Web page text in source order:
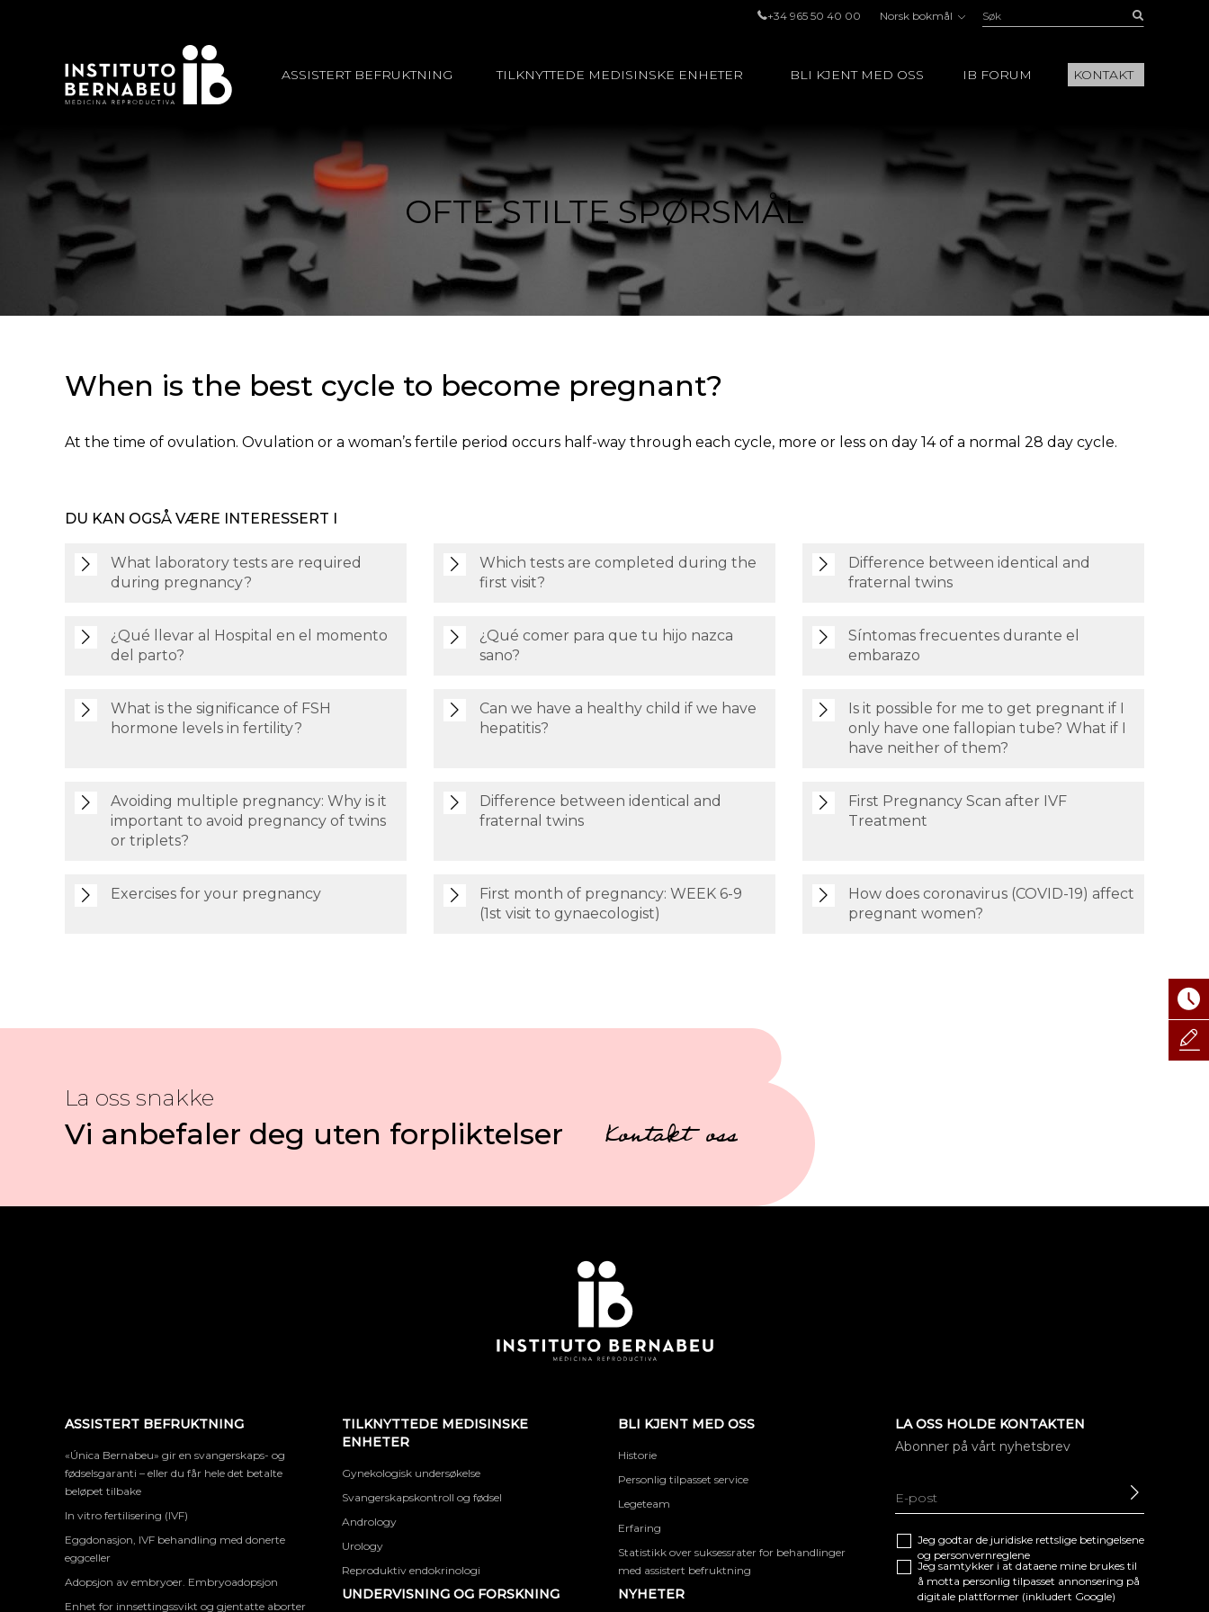
+34 965 50 40 00 Norsk bokmål Søk:
ASSISTERT BEFRUKTNING TILKNYTTEDE MEDISINSKE ENHETER BLI KJENT MED OSS IB FORUM KONTAKT
OFTE STILTE SPØRSMÅL
When is the best cycle to become pregnant?
At the time of ovulation. Ovulation or a woman’s fertile period occurs half-way through each cycle, more or less on day 14 of a normal 28 day cycle.
DU KAN OGSÅ VÆRE INTERESSERT I
What laboratory tests are required
during pregnancy?
Which tests are completed during the
first visit?
Difference between identical and
fraternal twins
¿Qué llevar al Hospital en el momento
del parto?
¿Qué comer para que tu hijo nazca
sano?
Síntomas frecuentes durante el
embarazo
What is the significance of FSH
hormone levels in fertility?
Can we have a healthy child if we have
hepatitis?
Is it possible for me to get pregnant if I
only have one fallopian tube? What if I
have neither of them?
Avoiding multiple pregnancy: Why is it
important to avoid pregnancy of twins
or triplets?
Difference between identical and
fraternal twins
First Pregnancy Scan after IVF
Treatment
Exercises for your pregnancy
First month of pregnancy: WEEK 6-9
(1st visit to gynaecologist)
How does coronavirus (COVID-19) affect
pregnant women?
La oss snakke
Vi anbefaler deg uten forpliktelser Kontakt oss
ASSISTERT BEFRUKTNING
«Única Bernabeu» gir en svangerskaps- og
fødselsgaranti – eller du får hele det betalte
beløpet tilbake
In vitro fertilisering (IVF)
Eggdonasjon, IVF behandling med donerte
eggceller
Adopsjon av embryoer. Embryoadopsjon
Enhet for innsettingssvikt og gjentatte aborter
TILKNYTTEDE MEDISINSKE
ENHETER
Gynekologisk undersøkelse
Svangerskapskontroll og fødsel
Andrology
Urology
Reproduktiv endokrinologi
UNDERVISNING OG FORSKNING
BLI KJENT MED OSS
Historie
Personlig tilpasset service
Legeteam
Erfaring
Statistikk over suksessrater for behandlinger
med assistert befruktning
NYHETER
LA OSS HOLDE KONTAKTEN
Abonner på vårt nyhetsbrev
Jeg godtar de juridiske rettslige betingelsene
og personvernreglene
Jeg samtykker i at dataene mine brukes til
å motta personlig tilpasset annonsering på
digitale plattformer (inkludert Google)